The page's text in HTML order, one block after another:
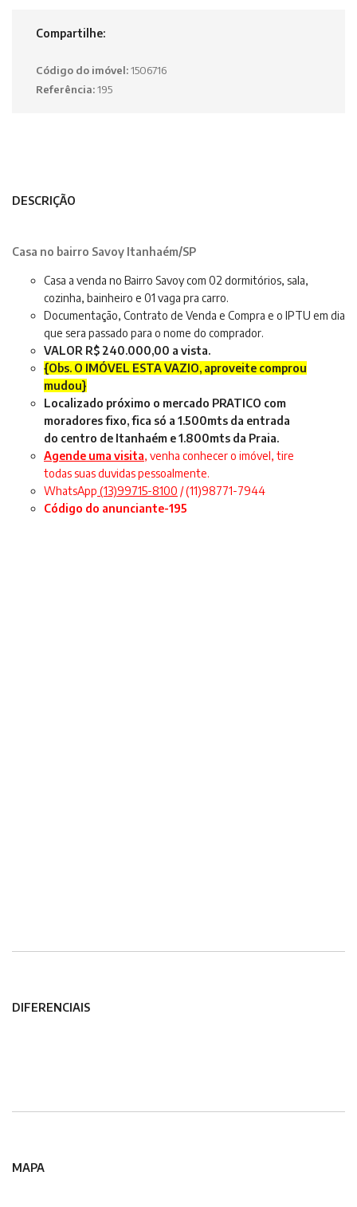
Compartilhe:
Código do imóvel:1506716
Referência:195
DESCRIÇÃO
Casa no bairro Savoy Itanhaém/SP
Casa a venda no Bairro Savoy com 02 dormitórios, sala,
cozinha, bainheiro e 01 vaga pra carro.
Documentação, Contrato de Venda e Compra e o IPTU em dia
que sera passado para o nome do comprador.
VALOR R$ 240.000,00 a vista.
{Obs. O IMÓVEL ESTA VAZIO, aproveite comprou
mudou}
Localizado próximo o mercado PRATICO com
moradores fixo, fica só a 1.500mts da entrada
do centro de Itanhaém e 1.800mts da Praia.
Agende uma visita, venha conhecer o imóvel, tire
todas suas duvidas pessoalmente.
WhatsApp (13)99715-8100 / (11)98771-7944
Código do anunciante-195
DIFERENCIAIS
MAPA